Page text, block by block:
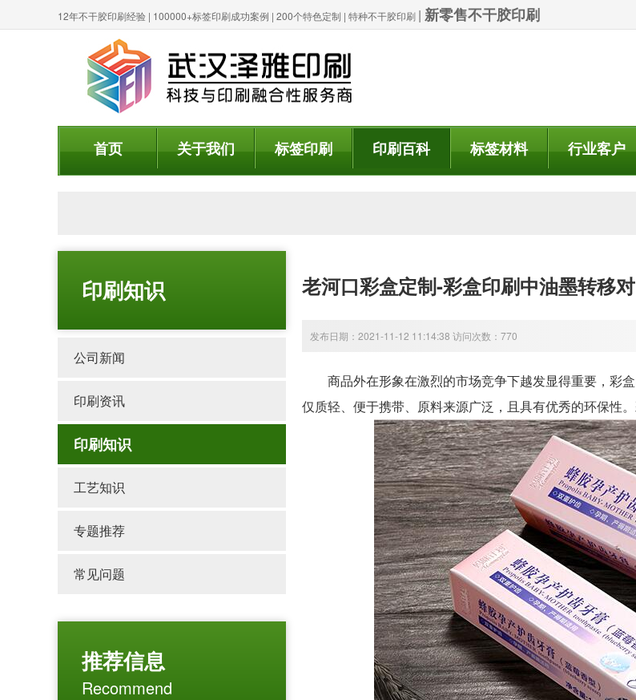
12年不干胶印刷经验 | 100000+标签印刷成功案例 | 200个特色定制 | 特种不干胶印刷 | 新零售不干胶印刷
首页 关于我们 标签印刷 印刷百科 标签材料 行业客户
印刷知识
公司新闻
印刷资讯
印刷知识
工艺知识
专题推荐
常见问题
推荐信息
Recommend
老河口彩盒定制-彩盒印刷中油墨转移
发布日期：2021-11-12 11:14:38 访问次数：770
商品外在形象在激烈的市场竞争下越发显得重要，彩
仅质轻、便于携带、原料来源广泛，且具有优秀的环保性